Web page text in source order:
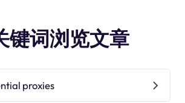
键词浏览文章
proxies